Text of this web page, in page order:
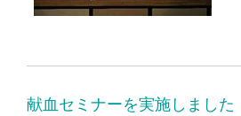
献血セミナーを実施しました